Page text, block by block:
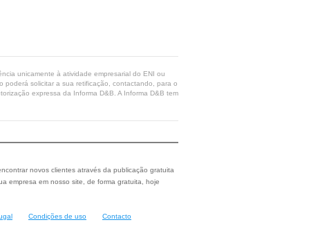
unicamente à atividade empresarial do ENI ou
poderá solicitar a sua retificação, contactando, para o
expressa da Informa D&B. A Informa D&B tem
novos clientes através da publicação gratuita
empresa em nosso site, de forma gratuita, hoje
Condições de uso Contacto